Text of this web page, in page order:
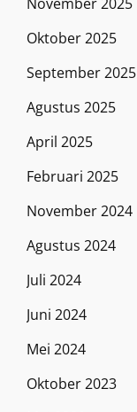
Oktober 2025
September 2025
Agustus 2025
April 2025
Februari 2025
November 2024
Agustus 2024
Juli 2024
Juni 2024
Mei 2024
Oktober 2023